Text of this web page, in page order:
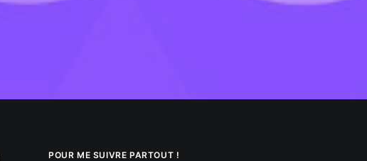
POUR ME SUIVRE PARTOUT !